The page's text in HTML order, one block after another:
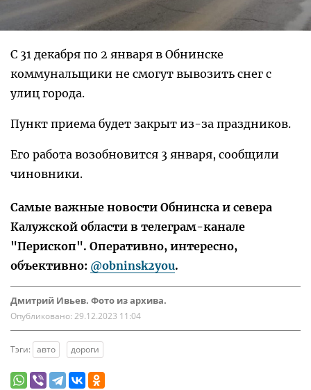
С 31 декабря по 2 января в Обнинске
коммунальщики не смогут вывозить снег с
улиц города.
Пункт приема будет закрыт из-за праздников.
Его работа возобновится 3 января, сообщили
чиновники.
Самые важные новости Обнинска и севера
Калужской области в телеграм-канале
"Перископ". Оперативно, интересно,
объективно: @obninsk2you.
Дмитрий Ивьев. Фото из архива.
Опубликовано: 29.12.2023 11:04
Тэги: авто дороги